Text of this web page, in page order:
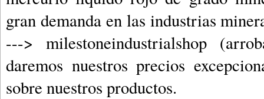
gran demanda en las industrias
---> milestoneindustrialshop
daremos nuestros precios
sobre nuestros productos.